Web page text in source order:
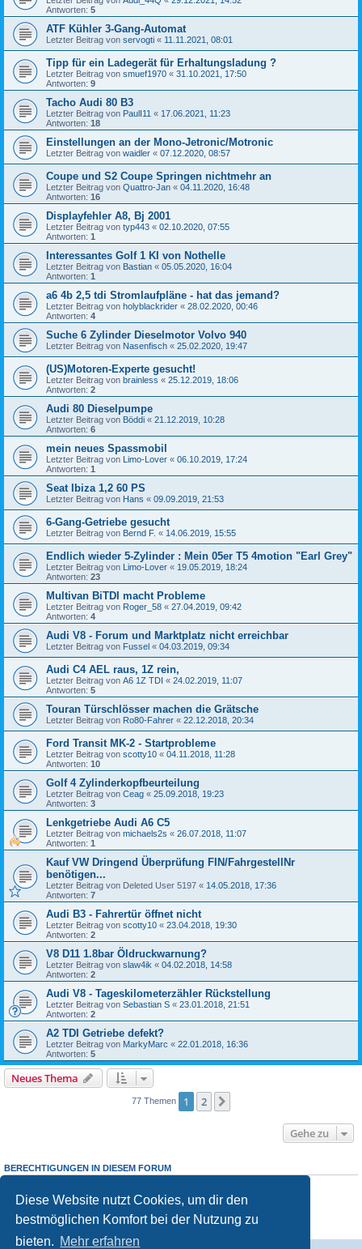
Diese Website nutzt Cookies, um dir den
bestmöglichen Komfort bei der Nutzung zu
bieten. Mehr erfahren
Antworten: 5
ATF Kühler 3-Gang-Automat
Letzter Beitrag von servogti « 11.11.2021, 08:01
Tipp für ein Ladegerät für Erhaltungsladung ?
Letzter Beitrag von smuef1970 « 31.10.2021, 17:50
Antworten: 9
Tacho Audi 80 B3
Letzter Beitrag von PaulI11 « 17.06.2021, 11:23
Antworten: 18
Einstellungen an der Mono-Jetronic/Motronic
Letzter Beitrag von waidler « 07.12.2020, 08:57
Coupe und S2 Coupe Springen nichtmehr an
Letzter Beitrag von Quattro-Jan « 04.11.2020, 16:48
Antworten: 16
Displayfehler A8, Bj 2001
Letzter Beitrag von typ443 « 02.10.2020, 07:55
Antworten: 1
Interessantes Golf 1 KI von Nothelle
Letzter Beitrag von Bastian « 05.05.2020, 16:04
Antworten: 1
a6 4b 2,5 tdi Stromlaufpläne - hat das jemand?
Letzter Beitrag von holyblackrider « 28.02.2020, 00:46
Antworten: 4
Suche 6 Zylinder Dieselmotor Volvo 940
Letzter Beitrag von Nasenfisch « 25.02.2020, 19:47
(US)Motoren-Experte gesucht!
Letzter Beitrag von brainless « 25.12.2019, 18:06
Antworten: 2
Audi 80 Dieselpumpe
Letzter Beitrag von Böddi « 21.12.2019, 10:28
Antworten: 6
mein neues Spassmobil
Letzter Beitrag von Limo-Lover « 06.10.2019, 17:24
Antworten: 1
Seat Ibiza 1,2 60 PS
Letzter Beitrag von Hans « 09.09.2019, 21:53
6-Gang-Getriebe gesucht
Letzter Beitrag von Bernd F. « 14.06.2019, 15:55
Endlich wieder 5-Zylinder : Mein 05er T5 4motion "Earl Grey"
Letzter Beitrag von Limo-Lover « 19.05.2019, 18:24
Antworten: 23
Multivan BiTDI macht Probleme
Letzter Beitrag von Roger_58 « 27.04.2019, 09:42
Antworten: 4
Audi V8 - Forum und Marktplatz nicht erreichbar
Letzter Beitrag von Fussel « 04.03.2019, 09:34
Audi C4 AEL raus, 1Z rein,
Letzter Beitrag von A6 1Z TDI « 24.02.2019, 11:07
Antworten: 5
Touran Türschlösser machen die Grätsche
Letzter Beitrag von Ro80-Fahrer « 22.12.2018, 20:34
Ford Transit MK-2 - Startprobleme
Letzter Beitrag von scotty10 « 04.11.2018, 11:28
Antworten: 10
Golf 4 Zylinderkopfbeurteilung
Letzter Beitrag von Ceag « 25.09.2018, 19:23
Antworten: 3
Lenkgetriebe Audi A6 C5
Letzter Beitrag von michaels2s « 26.07.2018, 11:07
Antworten: 1
Kauf VW Dringend Überprüfung FIN/FahrgestellNr
benötigen...
Letzter Beitrag von Deleted User 5197 « 14.05.2018, 17:36
Antworten: 7
Audi B3 - Fahrertür öffnet nicht
Letzter Beitrag von scotty10 « 23.04.2018, 19:30
Antworten: 2
V8 D11 1.8bar Öldruckwarnung?
Letzter Beitrag von slaw4ik « 04.02.2018, 14:58
Antworten: 2
Audi V8 - Tageskilometerzähler Rückstellung
Letzter Beitrag von Sebastian S « 23.01.2018, 21:51
Antworten: 2
A2 TDI Getriebe defekt?
Letzter Beitrag von MarkyMarc « 22.01.2018, 16:36
Antworten: 5
Neues Thema
77 Themen 1 2
Gehe zu
BERECHTIGUNGEN IN DIESEM FORUM
Du darfst
keine Antworten zu Themen in diesem Forum erstellen.
Du darfst deine Beiträge in diesem Forumnichtändern.
Du darfst deine Beiträge in diesem Forum nicht löschen.
keine